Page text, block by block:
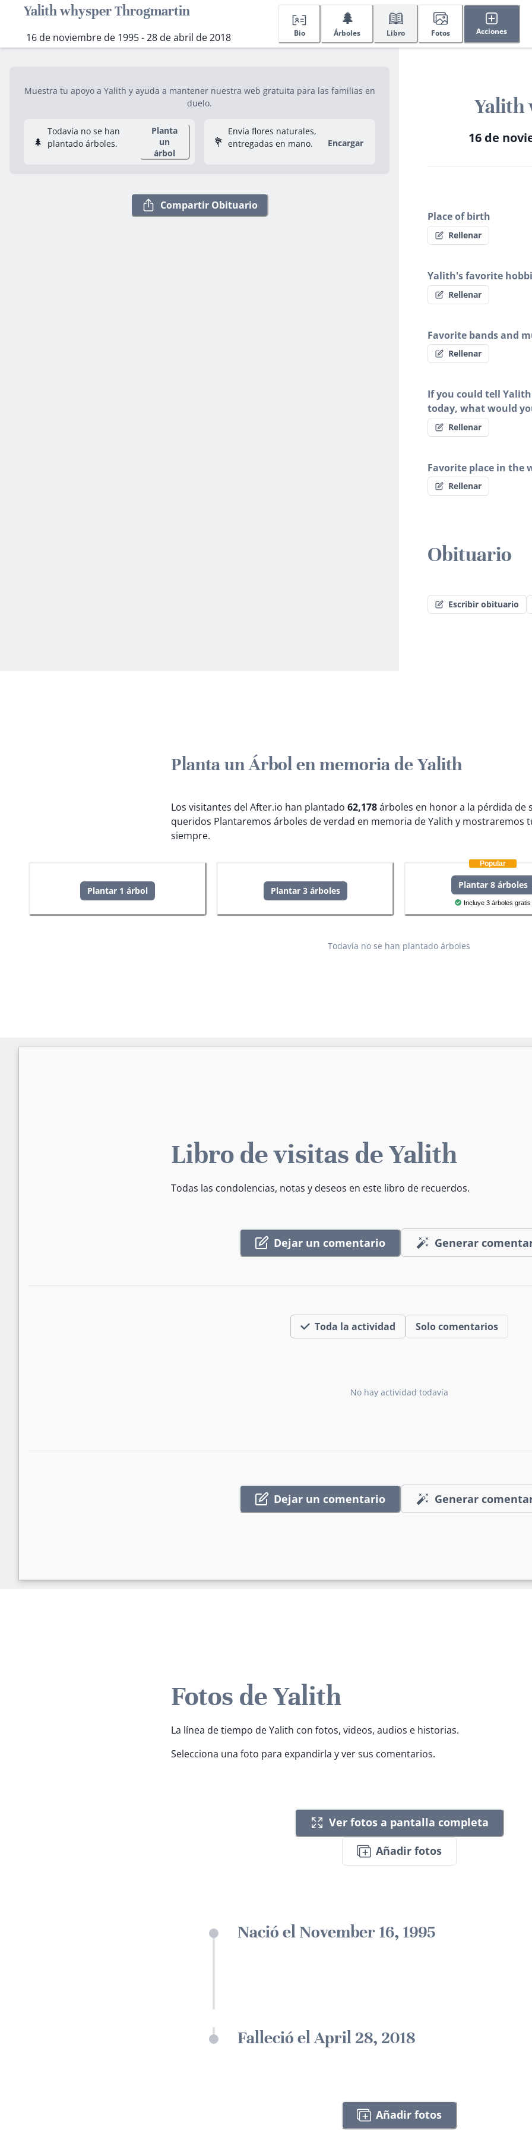
Yalith whysper Throgmartin
16 de noviembre de 1995 - 28 de abril de 2018 Bio
🌲
Árboles Libro Fotos Acciones
Muestra tu apoyo a Yalith y ayuda a mantener nuestra web gratuita para las familias en
duelo.
🌲
Todavía no se han
plantado árboles.
Planta
un
árbol
💐
Envía flores naturales,
entregadas en mano.
Encargar
Compartir Obituario
Yalith
16 de
Place of birth
Rellenar
Yalith's favorite
Rellenar
Favorite bands and
Rellenar
If you could tell
today, what would
Rellenar
Favorite place in the
Rellenar
Obituario
Escribir obituario
Planta un Árbol en memoria de Yalith
Los visitantes del After.io han plantado 62,178árboles en honor a la pérdida de
queridos Plantaremos árboles de verdad en memoria de Yalith y mostraremos
siempre.
Plantar 1 árbol Plantar 3 árboles
Popular
Plantar 8 árboles
Incluye 3 árboles gratis
Todavía no se han plantado árboles
Libro de visitas de Yalith
Todas las condolencias, notas y deseos en este libro de recuerdos.
Dejar un comentario Generar
Toda la actividad Solo comentarios
No hay actividad todavía
Dejar un comentario Generar
Fotos de Yalith
La línea de tiempo de Yalith con fotos, videos, audios e historias.
Selecciona una foto para expandirla y ver sus comentarios.
Ver fotos a pantalla completa
Añadir fotos
Nació el November 16, 1995
Falleció el April 28, 2018
Añadir fotos